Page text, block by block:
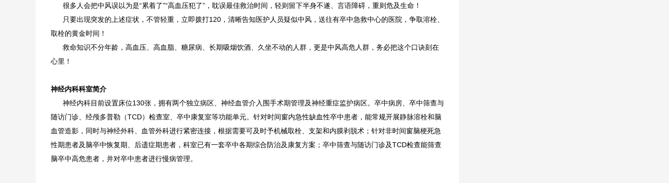
很多人会把中风误以为是“累着了”“高血压犯了”，耽误最佳救治时间，轻则留下半身不遂、言语障碍，重则危及生命！
只要出现突发的上述症状，不管轻重，立即拨打120，清晰告知医护人员疑似中风，送往有卒中急救中心的医院，争取溶栓、
取栓的黄金时间！
救命知识不分年龄，高血压、高血脂、糖尿病、长期吸烟饮酒、久坐不动的人群，更是中风高危人群，务必把这个口诀刻在
心里！
神经内科科室简介
神经内科目前设置床位130张，拥有两个独立病区、神经血管介入围手术期管理及神经重症监护病区。卒中病房、卒中筛查与
随访门诊、经颅多普勒（TCD）检查室、卒中康复室等功能单元。针对时间窗内急性缺血性卒中患者，能常规开展静脉溶栓和脑
血管造影，同时与神经外科、血管外科进行紧密连接，根据需要可及时予机械取栓、支架和内膜剥脱术；针对非时间窗脑梗死急
性期患者及脑卒中恢复期、后遗症期患者，科室已有一套卒中各期综合防治及康复方案；卒中筛查与随访门诊及TCD检查能筛查
脑卒中高危患者，并对卒中患者进行慢病管理。